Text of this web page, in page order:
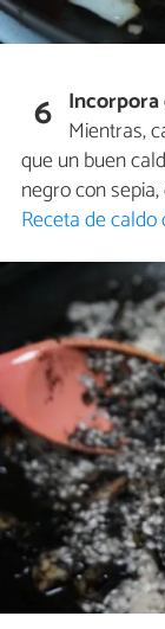
6 Incorpora
Mientras,
que un buen
negro con
Receta de